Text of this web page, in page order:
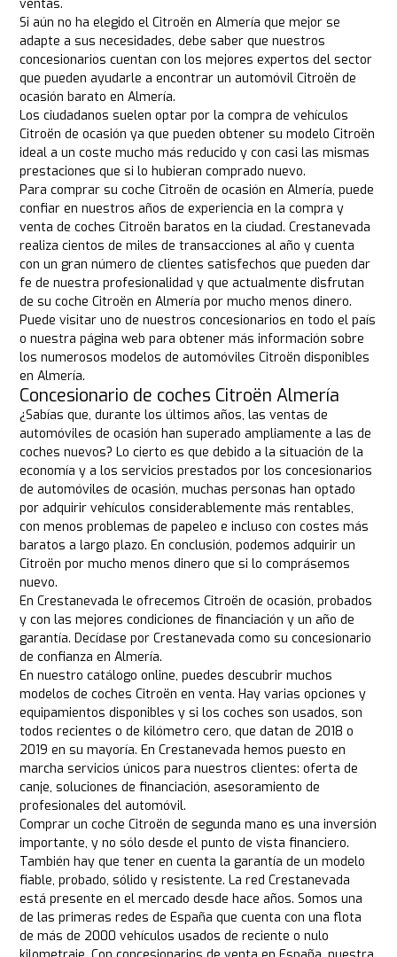
ventas.
Si aún no ha elegido el Citroën en Almería que mejor se
adapte a sus necesidades, debe saber que nuestros
concesionarios cuentan con los mejores expertos del sector
que pueden ayudarle a encontrar un automóvil Citroën de
ocasión barato en Almería.
Los ciudadanos suelen optar por la compra de vehículos
Citroën de ocasión ya que pueden obtener su modelo Citroën
ideal a un coste mucho más reducido y con casi las mismas
prestaciones que si lo hubieran comprado nuevo.
Para comprar su coche Citroën de ocasión en Almería, puede
confiar en nuestros años de experiencia en la compra y
venta de coches Citroën baratos en la ciudad. Crestanevada
realiza cientos de miles de transacciones al año y cuenta
con un gran número de clientes satisfechos que pueden dar
fe de nuestra profesionalidad y que actualmente disfrutan
de su coche Citroën en Almería por mucho menos dinero.
Puede visitar uno de nuestros concesionarios en todo el país
o nuestra página web para obtener más información sobre
los numerosos modelos de automóviles Citroën disponibles
en Almería.
Concesionario de coches Citroën Almería
¿Sabías que, durante los últimos años, las ventas de
automóviles de ocasión han superado ampliamente a las de
coches nuevos? Lo cierto es que debido a la situación de la
economía y a los servicios prestados por los concesionarios
de automóviles de ocasión, muchas personas han optado
por adquirir vehículos considerablemente más rentables,
con menos problemas de papeleo e incluso con costes más
baratos a largo plazo. En conclusión, podemos adquirir un
Citroën por mucho menos dinero que si lo comprásemos
nuevo.
En Crestanevada le ofrecemos Citroën de ocasión, probados
y con las mejores condiciones de financiación y un año de
garantía. Decídase por Crestanevada como su concesionario
de confianza en Almería.
En nuestro catálogo online, puedes descubrir muchos
modelos de coches Citroën en venta. Hay varias opciones y
equipamientos disponibles y si los coches son usados, son
todos recientes o de kilómetro cero, que datan de 2018 o
2019 en su mayoría. En Crestanevada hemos puesto en
marcha servicios únicos para nuestros clientes: oferta de
canje, soluciones de financiación, asesoramiento de
profesionales del automóvil.
Comprar un coche Citroën de segunda mano es una inversión
importante, y no sólo desde el punto de vista financiero.
También hay que tener en cuenta la garantía de un modelo
fiable, probado, sólido y resistente. La red Crestanevada
está presente en el mercado desde hace años. Somos una
de las primeras redes de España que cuenta con una flota
de más de 2000 vehículos usados de reciente o nulo